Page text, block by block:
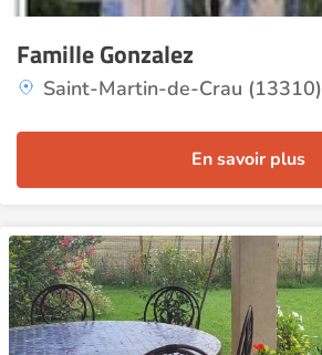
Famille Gonzalez
Saint-Martin-de-Crau (13310)
En savoir plus